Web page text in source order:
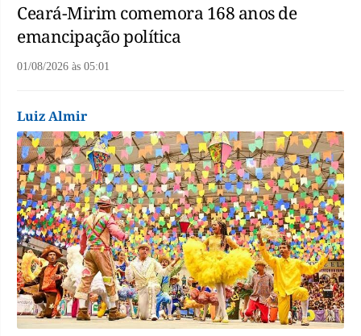
Ceará-Mirim comemora 168 anos de
emancipação política
01/08/2026 às 05:01
Luiz Almir